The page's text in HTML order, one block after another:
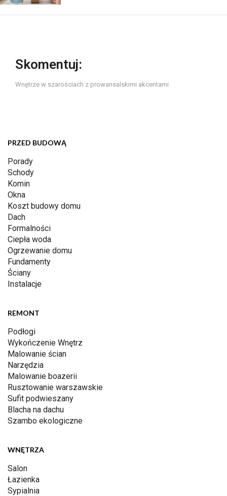
Skomentuj:
Wnętrze w szarościach z prowansalskimi akcentami
PRZED BUDOWĄ
Porady
Schody
Komin
Okna
Koszt budowy domu
Dach
Formalności
Ciepła woda
Ogrzewanie domu
Fundamenty
Ściany
Instalacje
REMONT
Podłogi
Wykończenie Wnętrz
Malowanie ścian
Narzędzia
Malowanie boazerii
Rusztowanie warszawskie
Sufit podwieszany
Blacha na dachu
Szambo ekologiczne
WNĘTRZA
Salon
Łazienka
Sypialnia